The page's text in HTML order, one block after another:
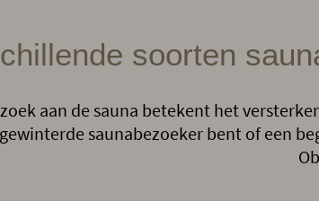
soorten
aan de sauna betekent het
saunabezoeker bent of een